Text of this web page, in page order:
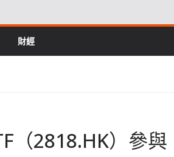
財經
（2818.HK）參與